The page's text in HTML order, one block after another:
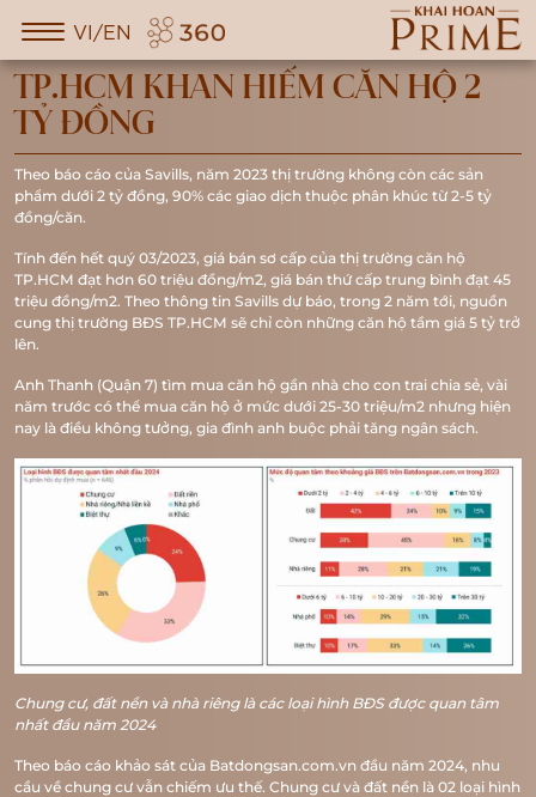
VI/EN
TP.HCM KHAN HIẾM CĂN HỘ 2
TỶ ĐỒNG
Theo báo cáo của Savills, năm 2023 thị trường không còn các sản
phẩm dưới 2 tỷ đồng, 90% các giao dịch thuộc phân khúc từ 2-5 tỷ
đồng/căn.
Tính đến hết quý 03/2023, giá bán sơ cấp của thị trường căn hộ
TP.HCM đạt hơn 60 triệu đồng/m2, giá bán thứ cấp trung bình đạt 45
triệu đồng/m2. Theo thông tin Savills dự báo, trong 2 năm tới, nguồn
cung thị trường BĐS TP.HCM sẽ chỉ còn những căn hộ tầm giá 5 tỷ trở
lên.
Anh Thanh (Quận 7) tìm mua căn hộ gần nhà cho con trai chia sẻ, vài
năm trước có thể mua căn hộ ở mức dưới 25-30 triệu/m2 nhưng hiện
nay là điều không tưởng, gia đình anh buộc phải tăng ngân sách.
Chung cư, đất nền và nhà riêng là các loại hình BĐS được quan tâm
nhất đầu năm 2024
Theo báo cáo khảo sát của Batdongsan.com.vn đầu năm 2024, nhu
cầu về chung cư vẫn chiếm ưu thế. Chung cư và đất nền là 02 loại hình